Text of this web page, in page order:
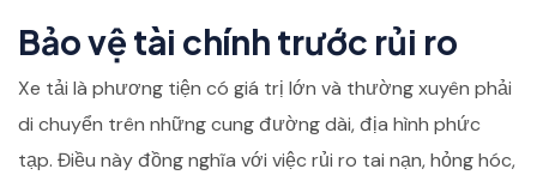
Bảo vệ tài chính trước rủi ro
Xe tải là phương tiện có giá trị lớn và thường xuyên phải
di chuyển trên những cung đường dài, địa hình phức
tạp. Điều này đồng nghĩa với việc rủi ro tai nạn, hỏng hóc,